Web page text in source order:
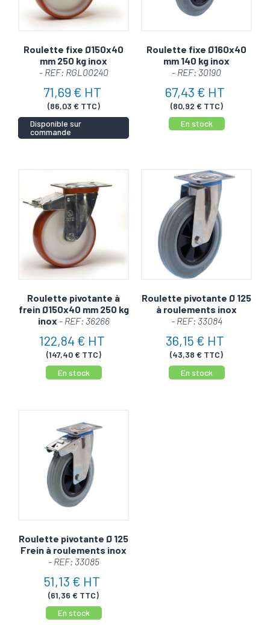
Roulette fixe Ø150x40
mm 250 kg inox
- REF: RGL00240
71,69 € HT
(86,03 € TTC)
Disponible sur
commande
Roulette fixe Ø160x40
mm 140 kg inox
- REF: 30190
67,43 € HT
(80,92 € TTC)
En stock
Roulette pivotante à
frein Ø150x40 mm 250 kg
inox - REF: 36266
122,84 € HT
(147,40 € TTC)
En stock
Roulette pivotante Ø 125
à roulements inox
- REF: 33084
36,15 € HT
(43,38 € TTC)
En stock
Roulette pivotante Ø 125
Frein à roulements inox
- REF: 33085
51,13 € HT
(61,36 € TTC)
En stock